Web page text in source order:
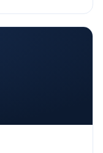
и как можно